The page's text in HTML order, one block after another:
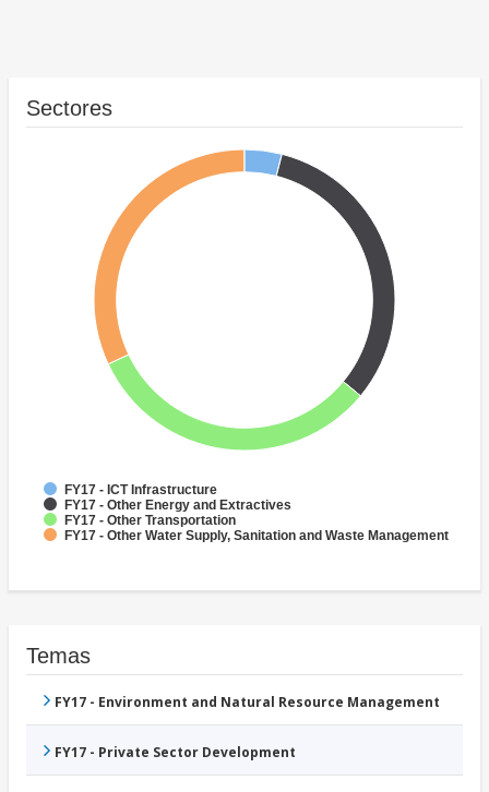
Sectores
FY17 - ICT Infrastructure
FY17 - Other Energy and Extractives
FY17 - Other Transportation
FY17 - Other Water Supply, Sanitation and Waste Management
Temas
FY17 - Environment and Natural Resource Management
FY17 - Private Sector Development